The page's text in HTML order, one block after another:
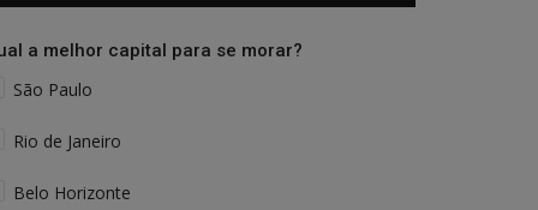
a melhor capital para se morar?
São Paulo
Rio de Janeiro
Belo Horizonte